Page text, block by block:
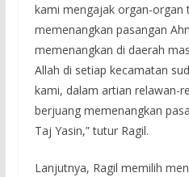
kami mengajak organ-organ
memenangkan pasangan
memenangkan di daerah
Allah di setiap kecamatan
kami, dalam artian relawan-
berjuang memenangkan
Taj Yasin,” tutur Ragil.
Lanjutnya, Ragil memilih